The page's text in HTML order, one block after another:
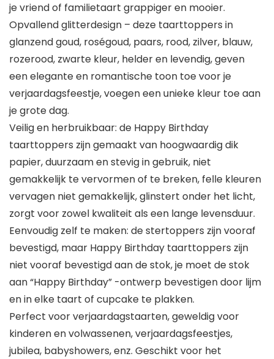
je vriend of familietaart grappiger en mooier.
Opvallend glitterdesign – deze taarttoppers in
glanzend goud, roségoud, paars, rood, zilver, blauw,
rozerood, zwarte kleur, helder en levendig, geven
een elegante en romantische toon toe voor je
verjaardagsfeestje, voegen een unieke kleur toe aan
je grote dag.
Veilig en herbruikbaar: de Happy Birthday
taarttoppers zijn gemaakt van hoogwaardig dik
papier, duurzaam en stevig in gebruik, niet
gemakkelijk te vervormen of te breken, felle kleuren
vervagen niet gemakkelijk, glinstert onder het licht,
zorgt voor zowel kwaliteit als een lange levensduur.
Eenvoudig zelf te maken: de stertoppers zijn vooraf
bevestigd, maar Happy Birthday taarttoppers zijn
niet vooraf bevestigd aan de stok, je moet de stok
aan “Happy Birthday” -ontwerp bevestigen door lijm
en in elke taart of cupcake te plakken.
Perfect voor verjaardagstaarten, geweldig voor
kinderen en volwassenen, verjaardagsfeestjes,
jubilea, babyshowers, enz. Geschikt voor het